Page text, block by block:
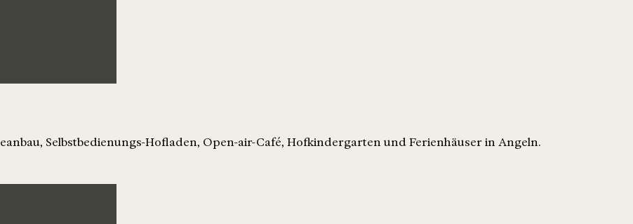
Selbstbedienungs-Hofladen, Open-air-Café, Hofkindergarten und Ferienhäuser in Angeln.